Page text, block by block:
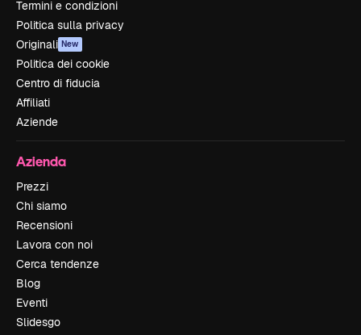
Termini e condizioni
Politica sulla privacy
Originali New
Politica dei cookie
Centro di fiducia
Affiliati
Aziende
Azienda
Prezzi
Chi siamo
Recensioni
Lavora con noi
Cerca tendenze
Blog
Eventi
Slidesgo